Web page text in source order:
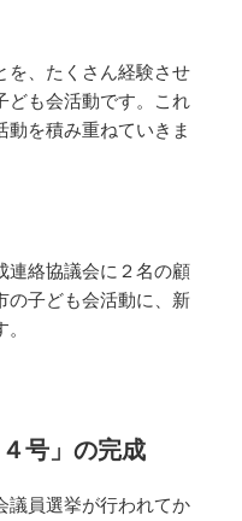
を、たくさん経験させ
ども会活動です。これ
動を積み重ねていきま
連絡協議会に２名の顧
の子ども会活動に、新
号」の完成
議員選挙が行われてか